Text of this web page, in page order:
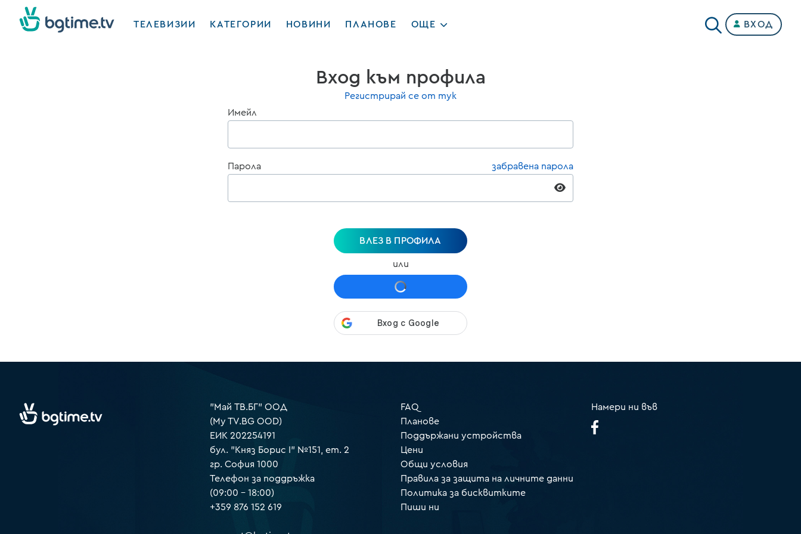
ТЕЛЕВИЗИИ КАТЕГОРИИ НОВИНИ ПЛАНОВЕ ОЩЕ ВХОД
Вход към профила
Регистрирай се от тук
Имейл
Парола забравена парола
ВЛЕЗ В ПРОФИЛА
или
"Май ТВ.БГ" ООД
(My TV.BG OOD)
ЕИК 202254191
бул. "Княз Борис I" №151, ет. 2
гр. София 1000
Телефон за поддръжка
(09:00 – 18:00)
+359 876 152 619
FAQ
Планове
Поддържани устройства
Цени
Общи условия
Правила за защита на личните данни
Политика за бисквитките
Пиши ни
Намери ни във